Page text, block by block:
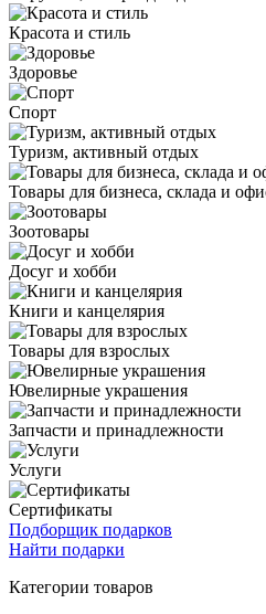
Красота и стиль
Здоровье
Спорт
Туризм, активный отдых
Товары для бизнеса, склада и
Зоотовары
Досуг и хобби
Книги и канцелярия
Товары для взрослых
Ювелирные украшения
Запчасти и принадлежности
Услуги
Сертификаты
Подборщик подарков
Найти подарки
Категории товаров